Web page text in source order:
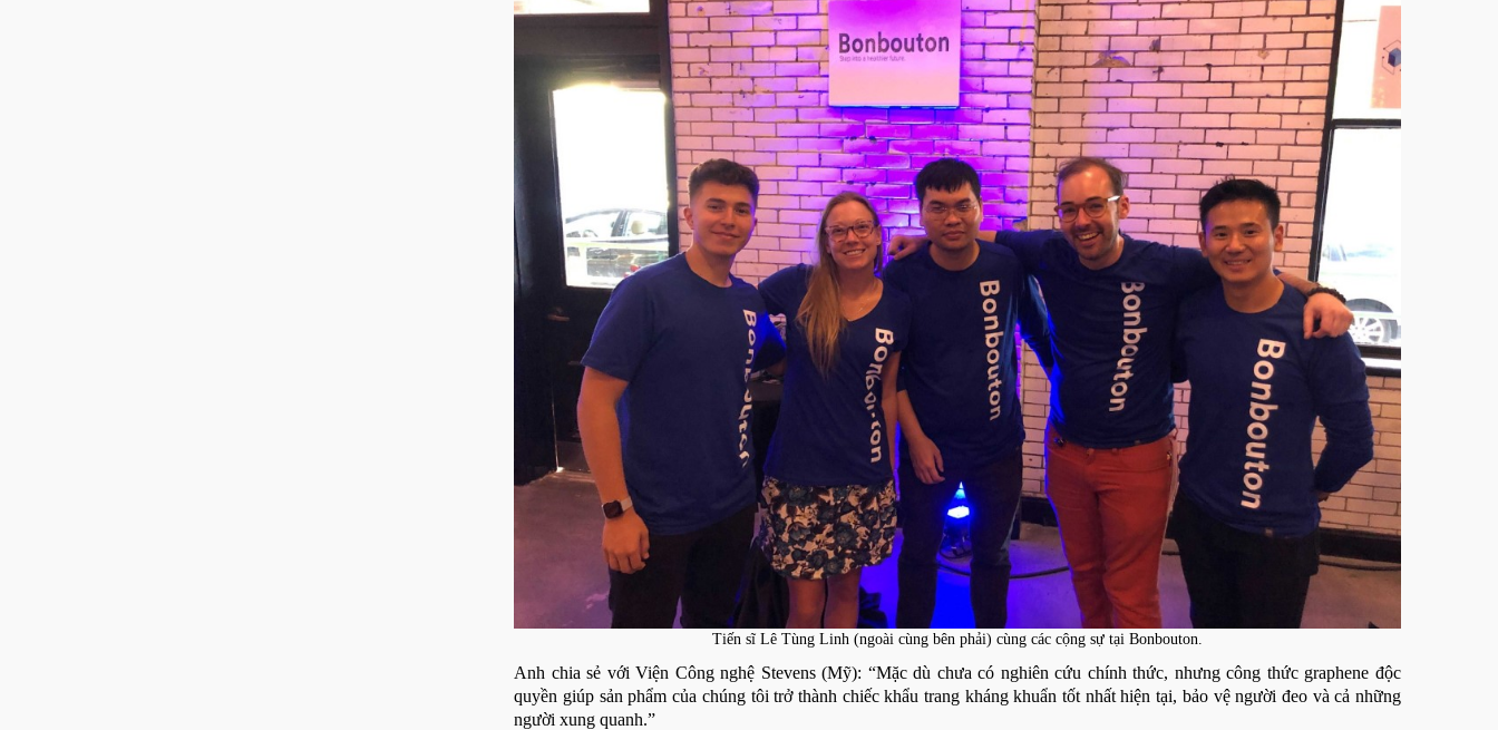
Tiến sĩ Lê Tùng Linh (ngoài cùng bên phải) cùng các cộng sự tại Bonbouton.
Anh chia sẻ với Viện Công nghệ Stevens (Mỹ): “Mặc dù chưa có nghiên cứu chính thức, nhưng công thức graphene độc
quyền giúp sản phẩm của chúng tôi trở thành chiếc khẩu trang kháng khuẩn tốt nhất hiện tại, bảo vệ người đeo và cả những
người xung quanh.”